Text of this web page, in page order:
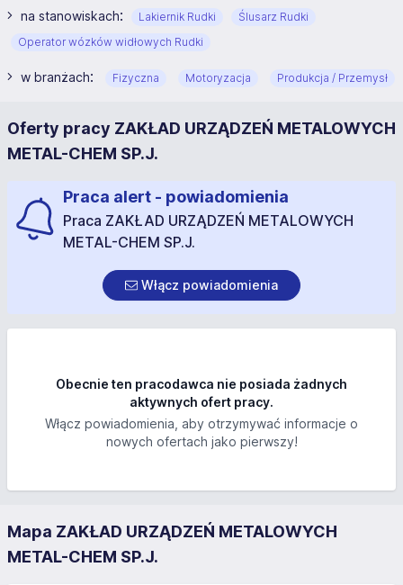
na stanowiskach: Lakiernik Rudki
Ślusarz Rudki
Operator wózków widłowych Rudki
w branżach: Fizyczna Motoryzacja Produkcja / Przemysł
Oferty pracy ZAKŁAD URZĄDZEŃ METALOWYCH
METAL-CHEM SP.J.
Praca alert - powiadomienia
Praca ZAKŁAD URZĄDZEŃ METALOWYCH
METAL-CHEM SP.J.
Włącz powiadomienia
Obecnie ten pracodawca nie posiada żadnych
aktywnych ofert pracy.
Włącz powiadomienia, aby otrzymywać informacje o
nowych ofertach jako pierwszy!
Mapa ZAKŁAD URZĄDZEŃ METALOWYCH
METAL-CHEM SP.J.